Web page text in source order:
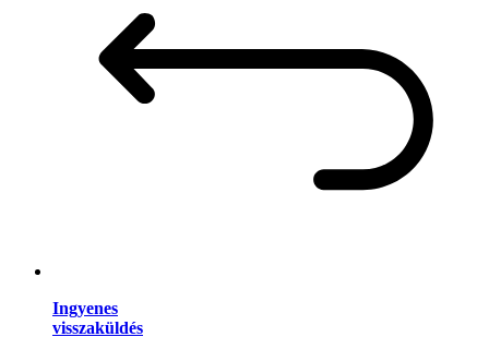
Ingyenes
visszaküldés